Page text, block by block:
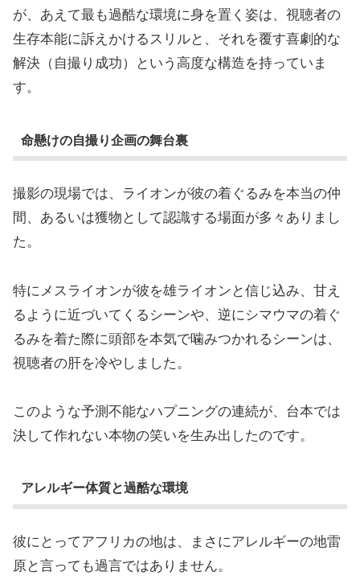
が、あえて最も過酷な環境に身を置く姿は、視聴者の
生存本能に訴えかけるスリルと、それを覆す喜劇的な
解決（自撮り成功）という高度な構造を持っていま
す。
命懸けの自撮り企画の舞台裏
撮影の現場では、ライオンが彼の着ぐるみを本当の仲
間、あるいは獲物として認識する場面が多々ありまし
た。
特にメスライオンが彼を雄ライオンと信じ込み、甘え
るように近づいてくるシーンや、逆にシマウマの着ぐ
るみを着た際に頭部を本気で噛みつかれるシーンは、
視聴者の肝を冷やしました。
このような予測不能なハプニングの連続が、台本では
決して作れない本物の笑いを生み出したのです。
アレルギー体質と過酷な環境
彼にとってアフリカの地は、まさにアレルギーの地雷
原と言っても過言ではありません。